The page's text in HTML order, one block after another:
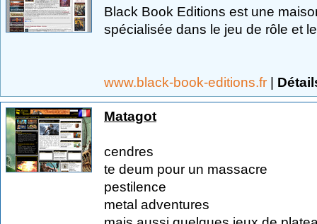
Black Book Editions est une
spécialisée dans le jeu de rôle et
www.black-book-editions.fr |
Matagot
cendres
te deum pour un massacre
pestilence
metal adventures